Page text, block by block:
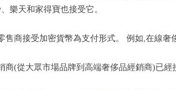
樂天和家得寶也接受它。
售商接受加密貨幣為支付形式。 例如,在線奢
商(從大眾市場品牌到高端奢侈品經銷商)已經